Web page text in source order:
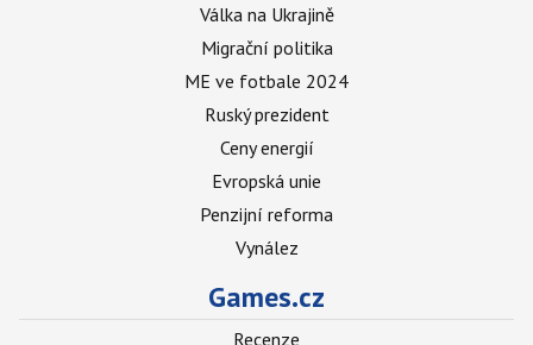
Válka na Ukrajině
Migrační politika
ME ve fotbale 2024
Ruský prezident
Ceny energií
Evropská unie
Penzijní reforma
Vynález
Games.cz
Recenze